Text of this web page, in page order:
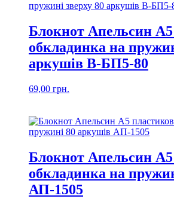
Блокнот Апельсин А5
обкладинка на
аркушів В-БП5-80
69,00 грн.
Блокнот Апельсин А5
обкладинка на
АП-1505